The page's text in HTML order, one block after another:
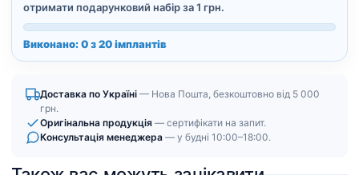
отримати подарунковий набір за 1 грн.
Виконано: 0 з 20 імплантів
Доставка по Україні — Нова Пошта, безкоштовно від 5 000
грн.
Оригінальна продукція — сертифікати на запит.
Консультація менеджера — у будні 10:00–18:00.